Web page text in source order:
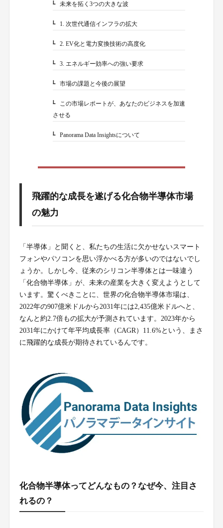
1-2.未来を拓く3つの大きな波
1-2-1.1. 次世代通信インフラの拡大
1-2-2.
2. EV化と電力変換技術の高度化
1-2-3.
3. エネルギー効率への強い要求
1-3.市場の課題と今後の展望
1-4.この市場レポートが、あなたのビジネスを加速
させる
1-5.Panorama Data Insightsについて
飛躍的な成長を遂げる化合物半導体市場
の魅力
「半導体」と聞くと、私たちの生活に欠かせないスマート
フォンやパソコンを思い浮かべる方が多いのではないでし
ょうか。しかし今、従来のシリコン半導体とは一味違う
「化合物半導体」が、未来の産業を大きく変えようとして
います。驚くべきことに、世界の化合物半導体市場は、
2022年の907億米ドルから2031年には2,435億米ドルへと、
なんと約2.7倍もの拡大が予測されています。2023年から
2031年にかけて年平均成長率（CAGR）11.6%という、まさ
に飛躍的な成長が期待されているんです。
化合物半導体ってどんなもの？なぜ今、注目さ
れるの？